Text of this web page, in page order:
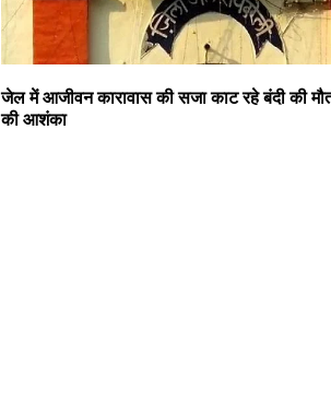
जेल में आजीवन कारावास की सजा काट रहे बंदी की
की आशंका